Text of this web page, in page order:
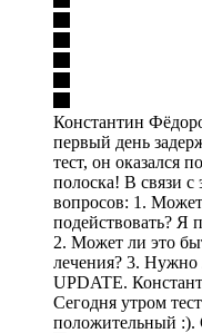
Константин
первый день
тест, он оказался
полоска! В связи с
вопросов: 1.
подействовать? Я
2. Может ли это
лечения? 3. Нужно
UPDATE.
Сегодня утром
положительный :).